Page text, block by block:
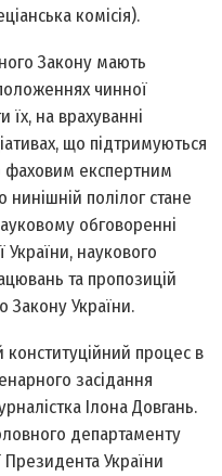
комісія).
Закону мають
чинної
їх, на врахуванні
що підтримуються
фаховим експертним
полілог стане
обговоренні
наукового
та пропозицій
України.
конституційний процес в
засідання
Ілона Довгань.
департаменту
Президента України